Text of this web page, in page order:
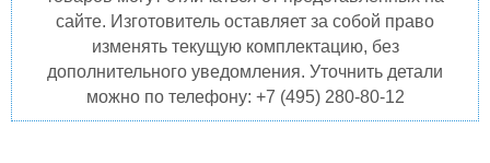
сайте. Изготовитель оставляет за собой право
изменять текущую комплектацию, без
дополнительного уведомления. Уточнить детали
можно по телефону: +7 (495) 280-80-12